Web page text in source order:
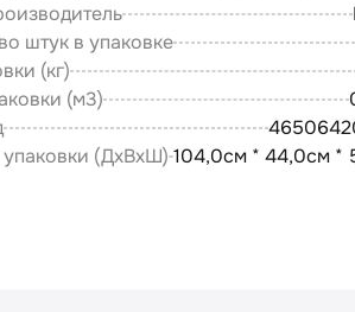
штук в упаковке
(кг)
(м3)
упаковки (ДxВxШ) 104,0см * 44,0см *